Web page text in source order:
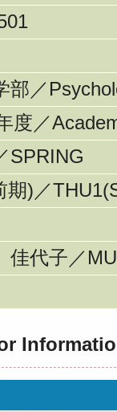
部／
度／
SPRING
期)／
代子／